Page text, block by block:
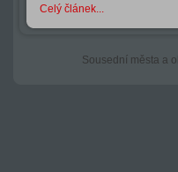
Celý článek...
Sousední města a